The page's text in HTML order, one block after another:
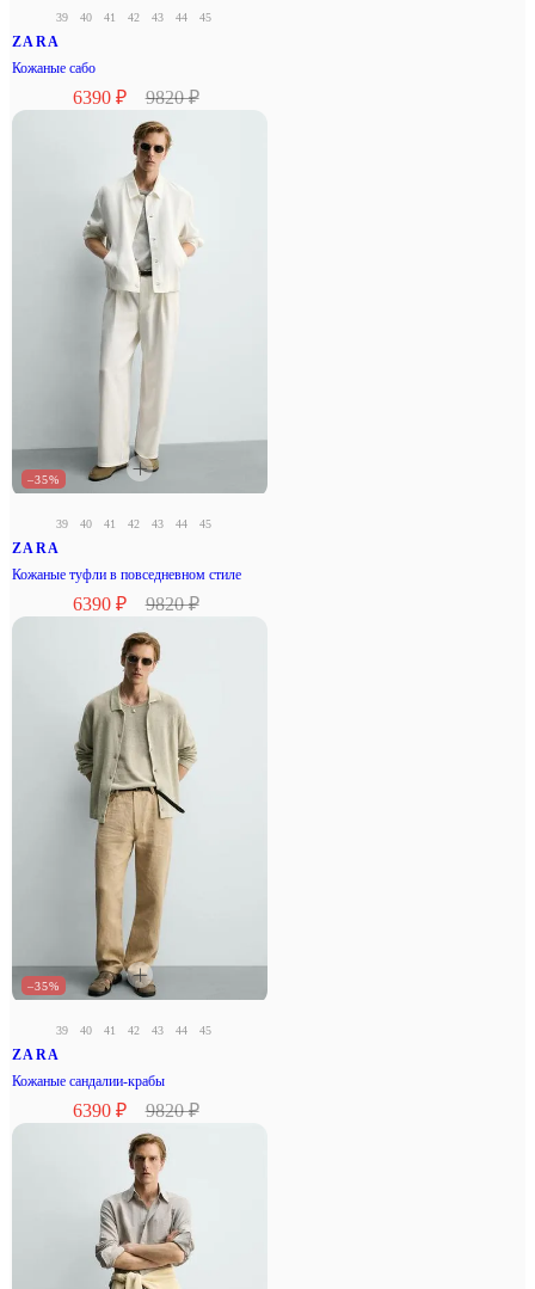
39 40 41 42 43 44 45
ZARA
Кожаные сабо
6390 ₽ 9820 ₽
–35%
39 40 41 42 43 44 45
ZARA
Кожаные туфли в повседневном стиле
6390 ₽ 9820 ₽
–35%
39 40 41 42 43 44 45
ZARA
Кожаные сандалии-крабы
6390 ₽ 9820 ₽